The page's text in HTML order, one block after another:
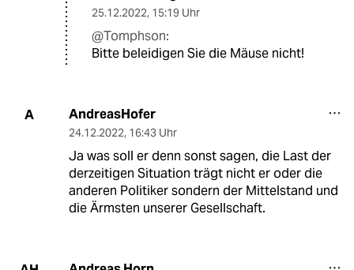
25.12.2022, 15:19 Uhr
@Tomphson:
Bitte beleidigen Sie die Mäuse nicht!
A AndreasHofer
24.12.2022, 16:43 Uhr
Ja was soll er denn sonst sagen, die Last der
derzeitigen Situation trägt nicht er oder die
anderen Politiker sondern der Mittelstand und
die Ärmsten unserer Gesellschaft.